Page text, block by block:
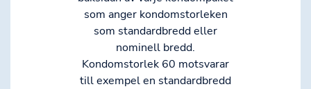
som anger kondomstorleken
som standardbredd eller
nominell bredd.
Kondomstorlek 60 motsvarar
till exempel en standardbredd